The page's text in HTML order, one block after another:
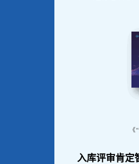
入库评审肯定